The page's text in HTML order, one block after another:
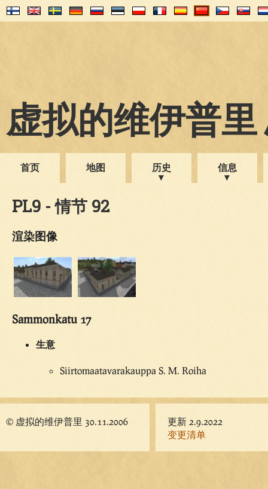
虚拟的维伊普里
首页 地图 历史 信息
PL9 - 情节 92
渲染图像
Sammonkatu 17
生意
Siirtomaatavarakauppa S. M. Roiha
© 虚拟的维伊普里 30.11.2006
更新 2.9.2022
变更清单